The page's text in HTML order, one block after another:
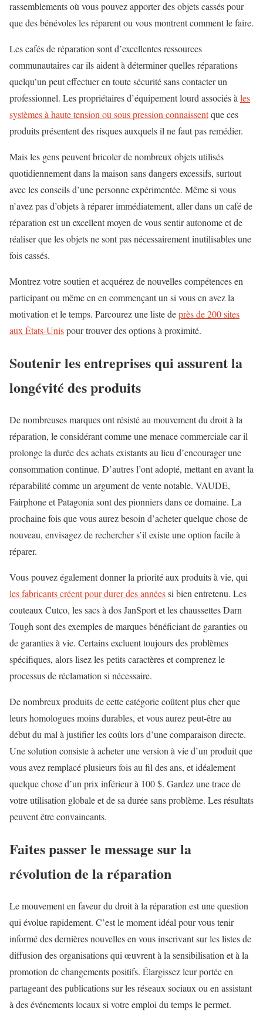
rassemblements où vous pouvez apporter des objets cassés pour
que des bénévoles les réparent ou vous montrent comment le faire.
Les cafés de réparation sont d’excellentes ressources
communautaires car ils aident à déterminer quelles réparations
quelqu’un peut effectuer en toute sécurité sans contacter un
professionnel. Les propriétaires d’équipement lourd associés àles
systèmes à haute tension ou sous pression connaissentque ces
produits présentent des risques auxquels il ne faut pas remédier.
Mais les gens peuvent bricoler de nombreux objets utilisés
quotidiennement dans la maison sans dangers excessifs, surtout
avec les conseils d’une personne expérimentée. Même si vous
n’avez pas d’objets à réparer immédiatement, aller dans un café de
réparation est un excellent moyen de vous sentir autonome et de
réaliser que les objets ne sont pas nécessairement inutilisables une
fois cassés.
Montrez votre soutien et acquérez de nouvelles compétences en
participant ou même en en commençant un si vous en avez la
motivation et le temps. Parcourez une liste deprès de 200 sites
aux États-Unispour trouver des options à proximité.
Soutenir les entreprises qui assurent la
longévité des produits
De nombreuses marques ont résisté au mouvement du droit à la
réparation, le considérant comme une menace commerciale car il
prolonge la durée des achats existants au lieu d’encourager une
consommation continue. D’autres l’ont adopté, mettant en avant la
réparabilité comme un argument de vente notable. VAUDE,
Fairphone et Patagonia sont des pionniers dans ce domaine. La
prochaine fois que vous aurez besoin d’acheter quelque chose de
nouveau, envisagez de rechercher s’il existe une option facile à
réparer.
Vous pouvez également donner la priorité aux produits à vie, qui
les fabricants créent pour durer des annéessi bien entretenu. Les
couteaux Cutco, les sacs à dos JanSport et les chaussettes Darn
Tough sont des exemples de marques bénéficiant de garanties ou
de garanties à vie. Certains excluent toujours des problèmes
spécifiques, alors lisez les petits caractères et comprenez le
processus de réclamation si nécessaire.
De nombreux produits de cette catégorie coûtent plus cher que
leurs homologues moins durables, et vous aurez peut-être au
début du mal à justifier les coûts lors d’une comparaison directe.
Une solution consiste à acheter une version à vie d’un produit que
vous avez remplacé plusieurs fois au fil des ans, et idéalement
quelque chose d’un prix inférieur à 100 $. Gardez une trace de
votre utilisation globale et de sa durée sans problème. Les résultats
peuvent être convaincants.
Faites passer le message sur la
révolution de la réparation
Le mouvement en faveur du droit à la réparation est une question
qui évolue rapidement. C’est le moment idéal pour vous tenir
informé des dernières nouvelles en vous inscrivant sur les listes de
diffusion des organisations qui œuvrent à la sensibilisation et à la
promotion de changements positifs. Élargissez leur portée en
partageant des publications sur les réseaux sociaux ou en assistant
à des événements locaux si votre emploi du temps le permet.